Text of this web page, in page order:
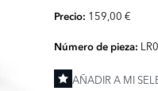
Precio: 159,00 €
Número de pieza:
AÑADIR A MI